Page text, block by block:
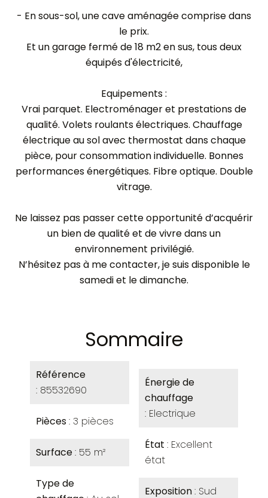
- En sous-sol, une cave aménagée comprise dans
le prix.
Et un garage fermé de 18 m2 en sus, tous deux
équipés d'électricité,
Equipements :
Vrai parquet. Electroménager et prestations de
qualité. Volets roulants électriques. Chauffage
électrique au sol avec thermostat dans chaque
pièce, pour consommation individuelle. Bonnes
performances énergétiques. Fibre optique. Double
vitrage.
Ne laissez pas passer cette opportunité d’acquérir
un bien de qualité et de vivre dans un
environnement privilégié.
N’hésitez pas à me contacter, je suis disponible le
samedi et le dimanche.
Sommaire
Référence
85532690
Pièces 3 pièces
Surface 55 m²
Type de
Énergie de
chauffage
Electrique
État Excellent
état
Exposition Sud